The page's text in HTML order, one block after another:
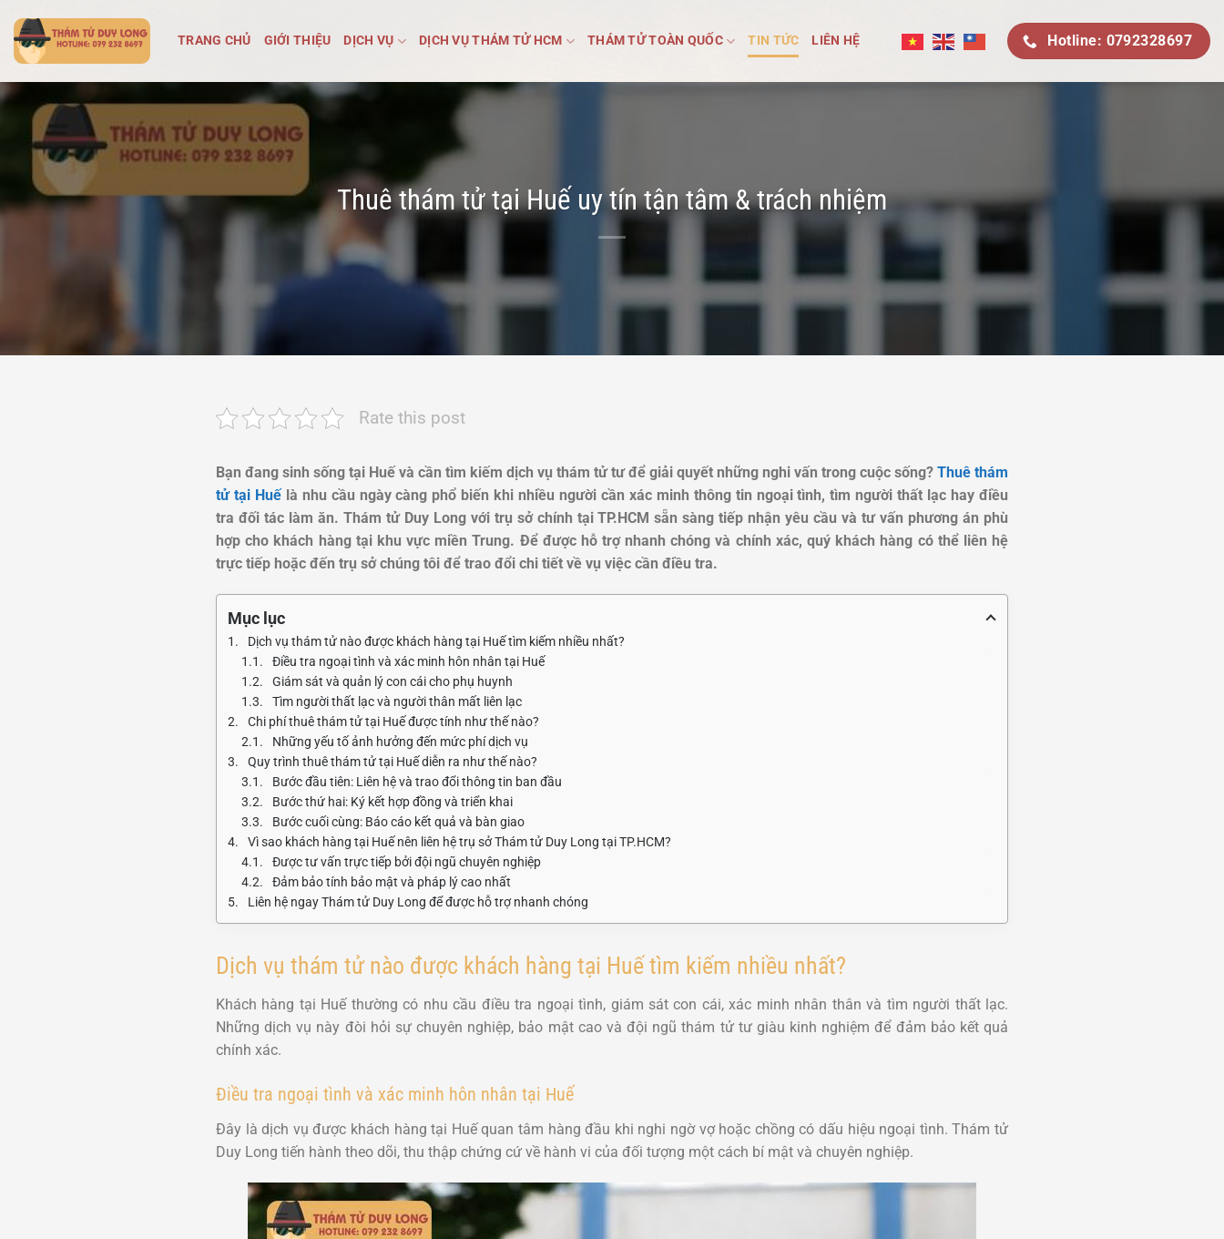
qua
nội
dung
TRANG CHỦ GIỚI THIỆU DỊCH VỤ DỊCH VỤ THÁM TỬ HCM THÁM TỬ TOÀN QUỐC TIN TỨC LIÊN HỆ Hotline: 0792328697
Thuê thám tử tại Huế uy tín tận tâm & trách nhiệm
Rate this post
Bạn đang sinh sống tại Huế và cần tìm kiếm dịch vụ thám tử tư để giải quyết những nghi vấn trong cuộc sống? Thuê thám
tử tại Huếlà nhu cầu ngày càng phổ biến khi nhiều người cần xác minh thông tin ngoại tình, tìm người thất lạc hay điều
tra đối tác làm ăn. Thám tử Duy Long với trụ sở chính tại TP.HCM sẵn sàng tiếp nhận yêu cầu và tư vấn phương án phù
hợp cho khách hàng tại khu vực miền Trung. Để được hỗ trợ nhanh chóng và chính xác, quý khách hàng có thể liên hệ
trực tiếp hoặc đến trụ sở chúng tôi để trao đổi chi tiết về vụ việc cần điều tra.
Mục lục
Dịch vụ thám tử nào được khách hàng tại Huế tìm kiếm nhiều nhất?
Điều tra ngoại tình và xác minh hôn nhân tại Huế
Giám sát và quản lý con cái cho phụ huynh
Tìm người thất lạc và người thân mất liên lạc
Chi phí thuê thám tử tại Huế được tính như thế nào?
Những yếu tố ảnh hưởng đến mức phí dịch vụ
Quy trình thuê thám tử tại Huế diễn ra như thế nào?
Bước đầu tiên: Liên hệ và trao đổi thông tin ban đầu
Bước thứ hai: Ký kết hợp đồng và triển khai
Bước cuối cùng: Báo cáo kết quả và bàn giao
Vì sao khách hàng tại Huế nên liên hệ trụ sở Thám tử Duy Long tại TP.HCM?
Được tư vấn trực tiếp bởi đội ngũ chuyên nghiệp
Đảm bảo tính bảo mật và pháp lý cao nhất
Liên hệ ngay Thám tử Duy Long để được hỗ trợ nhanh chóng
Dịch vụ thám tử nào được khách hàng tại Huế tìm kiếm nhiều nhất?
Khách hàng tại Huế thường có nhu cầu điều tra ngoại tình, giám sát con cái, xác minh nhân thân và tìm người thất lạc.
Những dịch vụ này đòi hỏi sự chuyên nghiệp, bảo mật cao và đội ngũ thám tử tư giàu kinh nghiệm để đảm bảo kết quả
chính xác.
Điều tra ngoại tình và xác minh hôn nhân tại Huế
Đây là dịch vụ được khách hàng tại Huế quan tâm hàng đầu khi nghi ngờ vợ hoặc chồng có dấu hiệu ngoại tình. Thám tử
Duy Long tiến hành theo dõi, thu thập chứng cứ về hành vi của đối tượng một cách bí mật và chuyên nghiệp.